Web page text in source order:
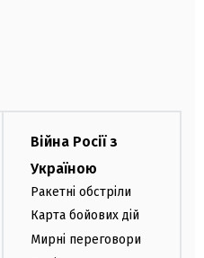
Війна Росії з
Україною
Ракетні обстріли
Карта бойових дій
Мирні переговори